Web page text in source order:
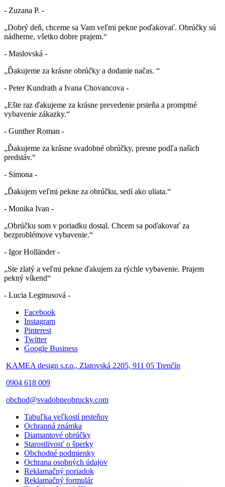
- Zuzana P. -
„Dobrý deň, chceme sa Vam veľmi pekne poďakovať. Obrúčky sú
nádherne, všetko dobre prajem.“
- Maslovská -
„Ďakujeme za krásne obrúčky a dodanie načas. “
- Peter Kundrath a Ivana Chovancova -
„Ešte raz ďakujeme za krásne prevedenie prsteňa a promptné
vybavenie zákazky.“
- Gunther Roman -
„Ďakujeme za krásne svadobné obrúčky, presne podľa našich
predstáv.“
- Simona -
„Ďakujem veľmi pekne za obrúčku, sedí ako uliata.“
- Monika Ivan -
„Obrúčku som v poriadku dostal. Chcem sa poďakovať za
bezproblémove vybavenie.“
- Igor Holländer -
„Ste zlatý a veľmi pekne ďakujem za rýchle vybavenie. Prajem
pekný víkend“
- Lucia Leginusová -
Facebook
Instagram
Pinterest
Twitter
Google Business
KAMEA design s.r.o., Zlatovská 2205, 911 05 Trenčín
0904 618 009
obchod@svadobneobrucky.com
Tabuľka veľkostí prsteňov
Ochranná známka
Diamantové obrúčky
Starostlivosť o šperky
Obchodné podmienky
Ochrana osobných údajov
Reklamačný poriadok
Reklamačný formulár